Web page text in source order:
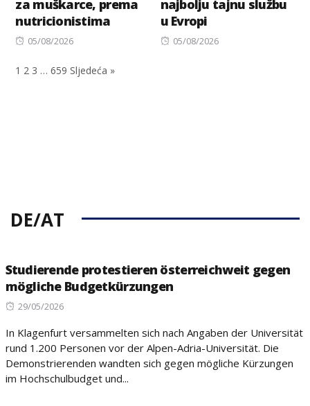
za muškarce, prema
nutricionistima
Posted
05/08/2026
najbolju tajnu službu
u Evropi
Posted
05/08/2026
1 2 3 … 659 Sljedeća »
DE/AT
Studierende protestieren österreichweit gegen
mögliche Budgetkürzungen
Posted
29/05/2026
In Klagenfurt versammelten sich nach Angaben der Universität
rund 1.200 Personen vor der Alpen-Adria-Universität. Die
Demonstrierenden wandten sich gegen mögliche Kürzungen
im Hochschulbudget und...